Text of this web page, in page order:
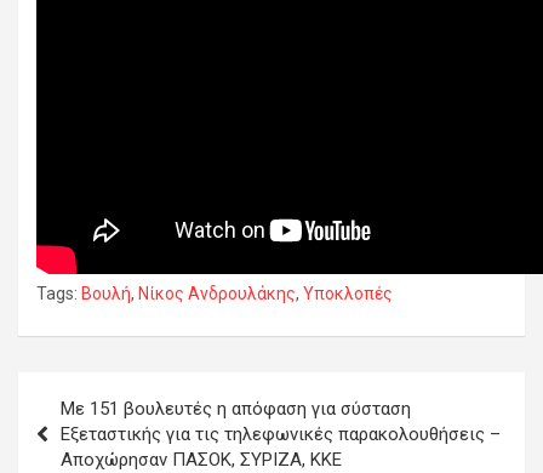
Tags: Βουλή, Νίκος Ανδρουλάκης, Υποκλοπές
άρθρων
Με 151 βουλευτές η απόφαση για σύσταση
Εξεταστικής για τις τηλεφωνικές παρακολουθήσεις –
Αποχώρησαν ΠΑΣΟΚ, ΣΥΡΙΖΑ, ΚΚΕ